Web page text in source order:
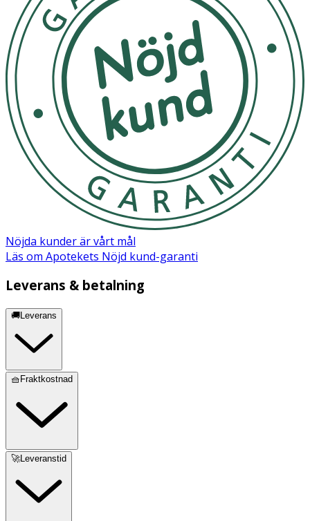
Nöjda kunder är vårt mål
Läs om Apotekets Nöjd kund-garanti
Leverans & betalning
🚚Leverans
🧺Fraktkostnad
🚀Leveranstid